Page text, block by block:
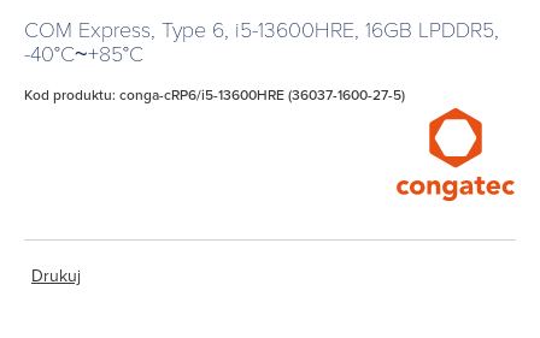
COM Express, Type 6, i5-13600HRE, 16GB LPDDR5,
-40°C~+85°C
Kod produktu: conga-cRP6/i5-13600HRE (36037-1600-27-5)
Drukuj